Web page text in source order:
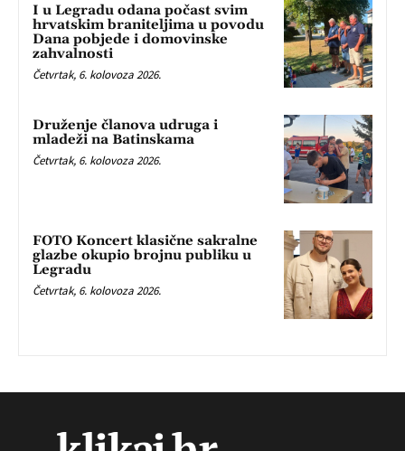
I u Legradu odana počast svim
hrvatskim braniteljima u povodu
Dana pobjede i domovinske
zahvalnosti
Četvrtak, 6. kolovoza 2026.
Druženje članova udruga i
mladeži na Batinskama
Četvrtak, 6. kolovoza 2026.
FOTO Koncert klasične sakralne
glazbe okupio brojnu publiku u
Legradu
Četvrtak, 6. kolovoza 2026.